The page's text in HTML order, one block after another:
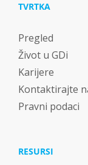
TVRTKA
Pregled
Život u GDi
Karijere
Kontaktirajte
Pravni podaci
RESURSI